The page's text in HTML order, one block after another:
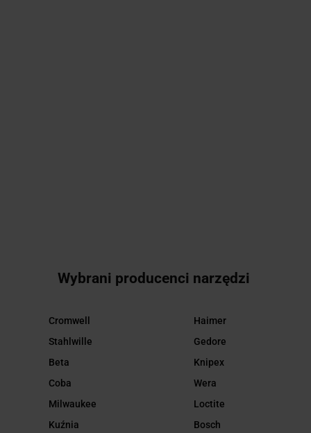
Wybrani producenci narzędzi
Cromwell
Stahlwille
Beta
Coba
Milwaukee
Kuźnia
Haimer
Gedore
Knipex
Wera
Loctite
Bosch